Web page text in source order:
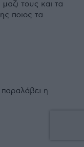
τους και τα
ποιος τα
η